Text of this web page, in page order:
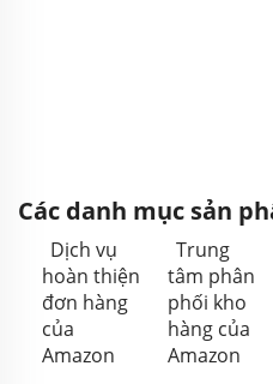
Các danh mục sản
Dịch vụ
hoàn thiện
đơn hàng
của
Amazon
Trung
tâm phân
phối kho
hàng của
Amazon